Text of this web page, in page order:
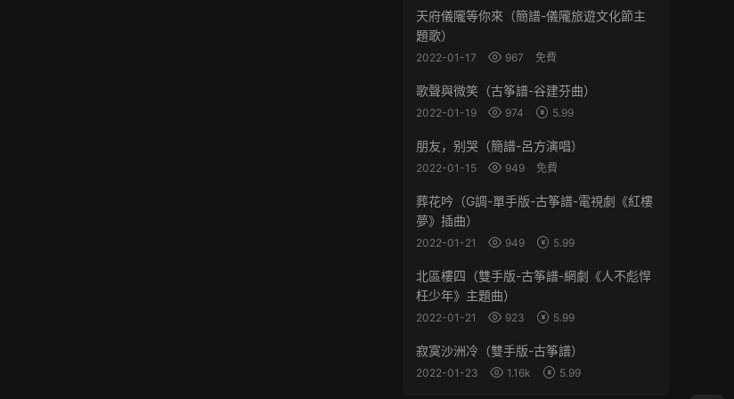
天府儀隴等你來（簡譜-儀隴旅遊文化節主
題歌）
2022-01-17 967 免費
歌聲與微笑（古筝譜-谷建芬曲）
2022-01-19 974 5.99
朋友，别哭（簡譜-呂方演唱）
2022-01-15 949 免費
葬花吟（G調-單手版-古筝譜-電視劇《紅樓
夢》插曲）
2022-01-21 949 5.99
北區樓四（雙手版-古筝譜-網劇《人不彪悍
枉少年》主題曲）
2022-01-21 923 5.99
寂寞沙洲冷（雙手版-古筝譜）
2022-01-23 1.16k 5.99